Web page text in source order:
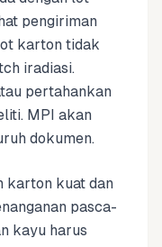
pengiriman
karton tidak
iradiasi.
pertahankan
MPI akan
dokumen.
karton kuat dan
pasca-
kayu harus